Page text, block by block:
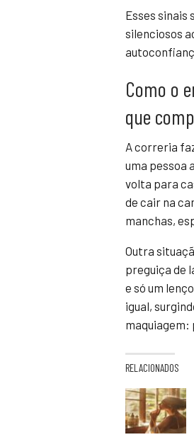
Esses sinais
silenciosos
Como o
que
A correria
uma pessoa
volta para
de cair na
manchas,
Outra
preguiça de
e só um
igual,
maquiagem:
RELACIONADOS